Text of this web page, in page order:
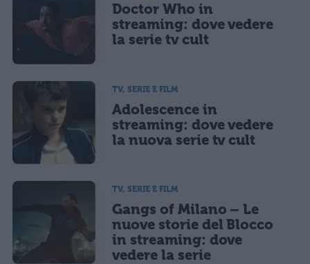
Doctor Who in
streaming: dove vedere
la serie tv cult
TV, SERIE E FILM
Adolescence in
streaming: dove vedere
la nuova serie tv cult
TV, SERIE E FILM
Gangs of Milano – Le
nuove storie del Blocco
in streaming: dove
vedere la serie